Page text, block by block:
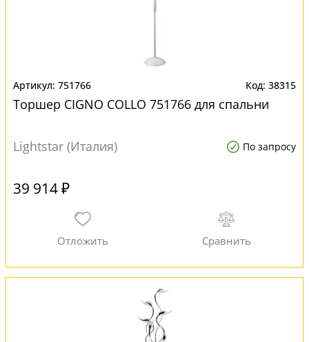
751766 38315
Торшер CIGNO COLLO 751766 для спальни
Lightstar (Италия) По запросу
39 914 ₽